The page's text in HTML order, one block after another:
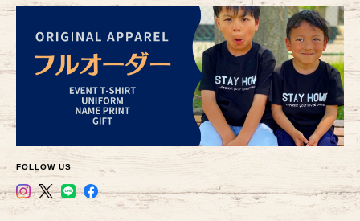
FOLLOW US